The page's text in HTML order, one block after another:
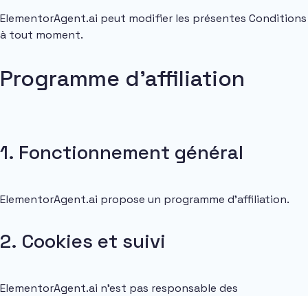
ElementorAgent.ai peut modifier les présentes Conditions
à tout moment.
Programme d’affiliation
1. Fonctionnement général
ElementorAgent.ai propose un programme d’affiliation.
2. Cookies et suivi
ElementorAgent.ai n’est pas responsable des